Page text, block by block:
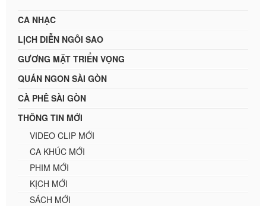
CA NHẠC
LỊCH DIỄN NGÔI SAO
GƯƠNG MẶT TRIỂN VỌNG
QUÁN NGON SÀI GÒN
CÀ PHÊ SÀI GÒN
THÔNG TIN MỚI
VIDEO CLIP MỚI
CA KHÚC MỚI
PHIM MỚI
KỊCH MỚI
SÁCH MỚI